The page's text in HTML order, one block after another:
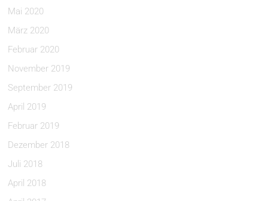
Mai 2020
März 2020
Februar 2020
November 2019
September 2019
April 2019
Februar 2019
Dezember 2018
Juli 2018
April 2018